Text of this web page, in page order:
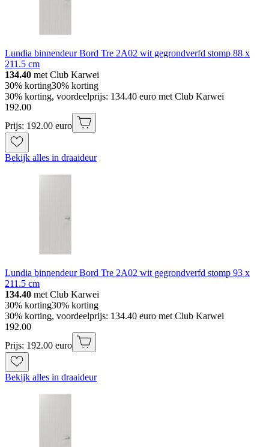
Lundia binnendeur Bord Tre 2A02 wit gegrondverfd stomp 88 x
211.5 cm
134.40 met Club Karwei
30% korting30% korting
30% korting, voordeelprijs: 134.40 euro met Club Karwei
192.00
Prijs: 192.00 euro
Bekijk alles in draaideur
Lundia binnendeur Bord Tre 2A02 wit gegrondverfd stomp 93 x
211.5 cm
134.40 met Club Karwei
30% korting30% korting
30% korting, voordeelprijs: 134.40 euro met Club Karwei
192.00
Prijs: 192.00 euro
Bekijk alles in draaideur